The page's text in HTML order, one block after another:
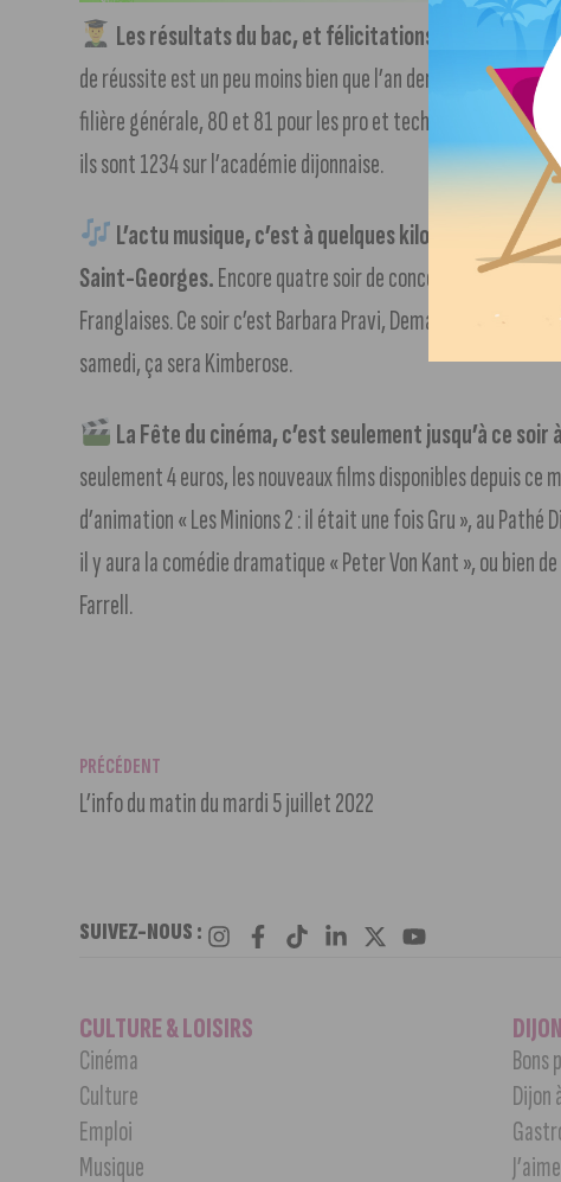
Les résultats du bac, et félicitations aux 13 010
de réussite est un peu moins bien que l’an dernier, avec
filière générale, 80 et 81 pour les pro et technologique. Bon
ils sont 1234 sur l’académie dijonnaise.
L’actu musique, c’est à quelques kilomètres de
Saint-Georges.Encore quatre soir de concerts, avec hier
Franglaises. Ce soir c’est Barbara Pravi, Demain Gauvain
samedi, ça sera Kimberose.
La Fête du cinéma, c’est seulement jusqu’à ce
seulement 4 euros, les nouveaux films disponibles depuis ce
d’animation « Les Minions 2 : il était une fois Gru », au Pathé
il y aura la comédie dramatique « Peter Von Kant », ou bien
Farrell.
PRÉCÉDENT
L’info du matin du mardi 5 juillet 2022
SUIVEZ-NOUS :
CULTURE & LOISIRS
Cinéma
Culture
Emploi
Musique
Bons
Dijon